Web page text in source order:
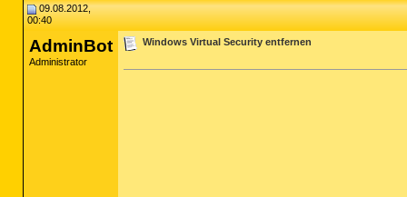
09.08.2012,
00:40
AdminBot
Administrator
Windows Virtual Security entfernen